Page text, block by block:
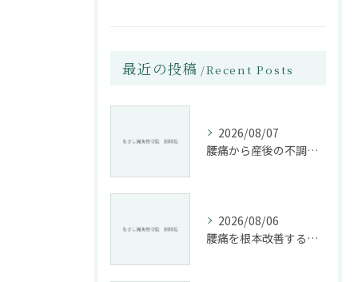
最近の投稿 Recent Posts
2026/08/07
腰痛から産後の不調まで整骨院で根本改善する方法
2026/08/06
腰痛を根本改善する整骨院の施術とアドバイスの重要性